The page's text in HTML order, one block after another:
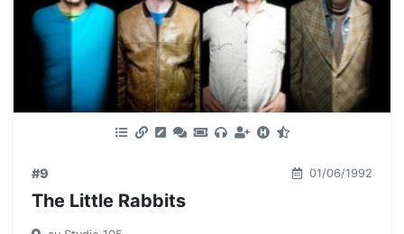
#9 01/06/1992
The Little Rabbits